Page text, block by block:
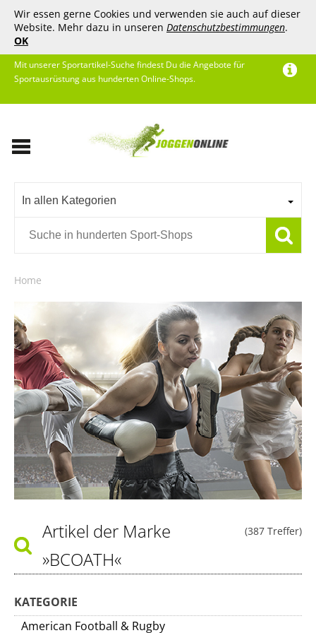
Wir essen gerne Cookies und verwenden sie auch auf dieser
Website. Mehr dazu in unseren Datenschutzbestimmungen.
OK
Mit unserer Sportartikel-Suche findest Du die Angebote für
Sportausrüstung aus hunderten Online-Shops.
In allen Kategorien
Home
(387 Treffer)
Artikel der Marke
»BCOATH«
KATEGORIE
American Football & Rugby